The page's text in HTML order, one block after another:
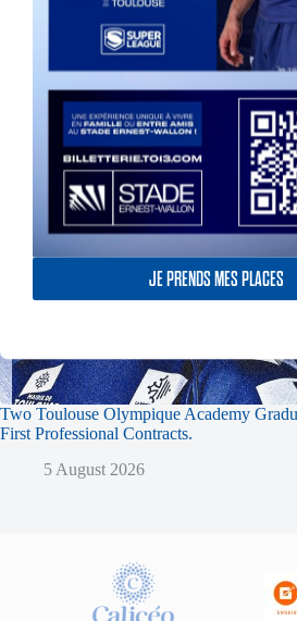
JE PRENDS MES PLACES
Two Toulouse Olympique Academy
First Professional Contracts.
5 August 2026